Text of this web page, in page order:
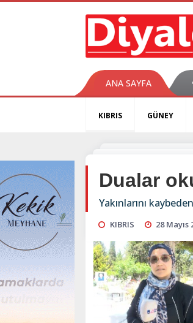
ANA SAYFA
KIBRIS GÜNEY
Dualar
Yakınlarını
KIBRIS 28 Mayıs